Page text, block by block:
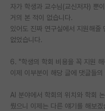
자가 학생과 교수님(교신저자) 뿐
거의 본 적이 없습니다.
있어도 진짜 연구실에서 지원해줄
없었습니다.
6. "학생의 학회 비용을 꼭 지원
이제 이부분이 해당 글에 댓글들
AI 분야에서 학회의 위치와 학회
뤘으니 이제는 다른 얘기를 해보겠